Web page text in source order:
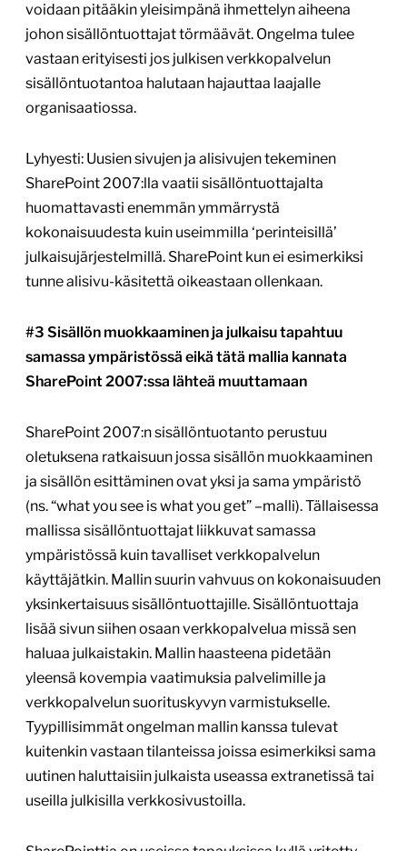
voidaan pitääkin yleisimpänä ihmettelyn aiheena
johon sisällöntuottajat törmäävät. Ongelma tulee
vastaan erityisesti jos julkisen verkkopalvelun
sisällöntuotantoa halutaan hajauttaa laajalle
organisaatiossa.
Lyhyesti: Uusien sivujen ja alisivujen tekeminen
SharePoint 2007:lla vaatii sisällöntuottajalta
huomattavasti enemmän ymmärrystä
kokonaisuudesta kuin useimmilla ‘perinteisillä’
julkaisujärjestelmillä. SharePoint kun ei esimerkiksi
tunne alisivu-käsitettä oikeastaan ollenkaan.
#3 Sisällön muokkaaminen ja julkaisu tapahtuu
samassa ympäristössä eikä tätä mallia kannata
SharePoint 2007:ssa lähteä muuttamaan
SharePoint 2007:n sisällöntuotanto perustuu
oletuksena ratkaisuun jossa sisällön muokkaaminen
ja sisällön esittäminen ovat yksi ja sama ympäristö
(ns. “what you see is what you get” –malli). Tällaisessa
mallissa sisällöntuottajat liikkuvat samassa
ympäristössä kuin tavalliset verkkopalvelun
käyttäjätkin. Mallin suurin vahvuus on kokonaisuuden
yksinkertaisuus sisällöntuottajille. Sisällöntuottaja
lisää sivun siihen osaan verkkopalvelua missä sen
haluaa julkaistakin. Mallin haasteena pidetään
yleensä kovempia vaatimuksia palvelimille ja
verkkopalvelun suorituskyvyn varmistukselle.
Tyypillisimmät ongelman mallin kanssa tulevat
kuitenkin vastaan tilanteissa joissa esimerkiksi sama
uutinen haluttaisiin julkaista useassa extranetissä tai
useilla julkisilla verkkosivustoilla.